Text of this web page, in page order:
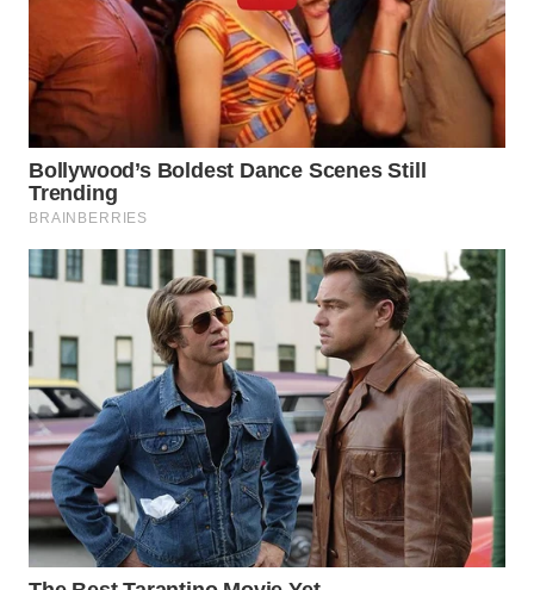
WAHANA
TV
WAHANANEWS
ID
WAHANANEWS
CO ID
WAHANANEWS
WAHANA
SPORT
WAHANA
UMKM
WAHANA
SELEB